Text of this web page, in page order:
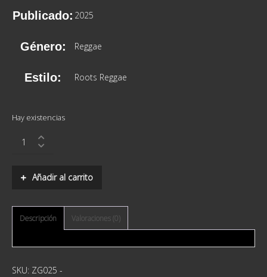
Publicado: 2025
Género: Reggae
Estilo: Roots Reggae
Hay existencias
Man
Gate
/
Far
&
Añadir al carrito
Descripción Valoraciones (0)
SKU: ZG025 -